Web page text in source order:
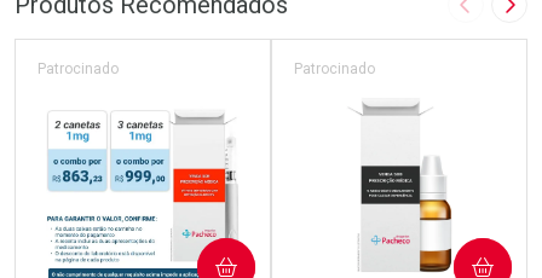
Imagem
Patrocinado
COMPRAR
Patrocinado
COMPRAR